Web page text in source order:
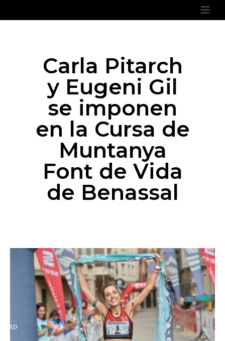
Carla Pitarch
y Eugeni Gil
se imponen
en la Cursa de
Muntanya
Font de Vida
de Benassal